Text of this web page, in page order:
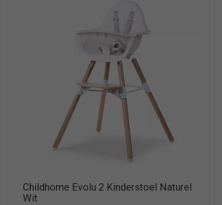
Childhome Evolu 2 Kinderstoel Naturel
Wit